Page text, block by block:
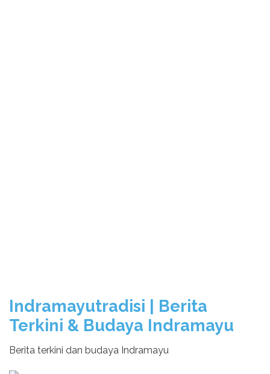
Indramayutradisi | Berita
Terkini & Budaya Indramayu
Berita terkini dan budaya Indramayu